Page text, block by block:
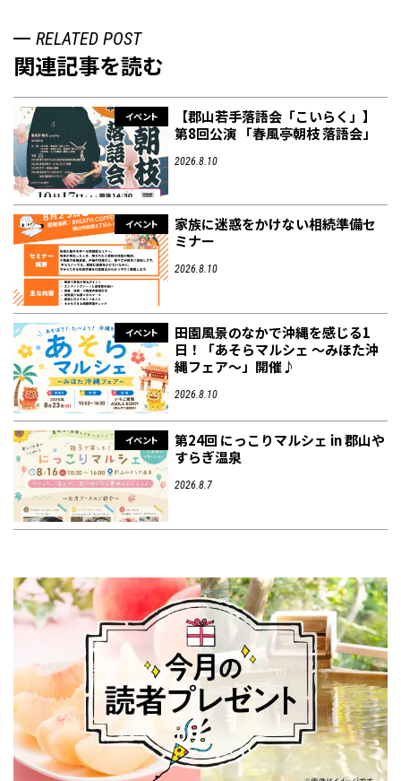
RELATED POST
関連記事を読む
イベント
【郡山若手落語会「こいらく」】
第8回公演 「春風亭朝枝 落語会」
2026.8.10
イベント
家族に迷惑をかけない相続準備セ
ミナー
2026.8.10
イベント
田園風景のなかで沖縄を感じる1
日！「あそらマルシェ ～みほた沖
縄フェア～」開催♪
2026.8.10
イベント
第24回 にっこりマルシェ in 郡山や
すらぎ温泉
2026.8.7